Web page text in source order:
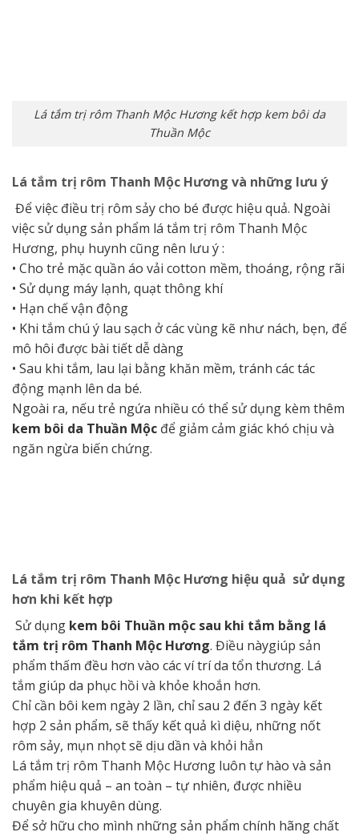
Lá tắm trị rôm Thanh Mộc Hương kết hợp kem bôi da
Thuần Mộc
Lá tắm trị rôm Thanh Mộc Hương và những lưu ý
Để việc điều trị rôm sảy cho bé được hiệu quả. Ngoài
việc sử dụng sản phẩm lá tắm trị rôm Thanh Mộc
Hương, phụ huynh cũng nên lưu ý :
• Cho trẻ mặc quần áo vải cotton mềm, thoáng, rộng rãi
• Sử dụng máy lạnh, quạt thông khí
• Hạn chế vận động
• Khi tắm chú ý lau sạch ở các vùng kẽ như nách, bẹn, để
mô hôi được bài tiết dễ dàng
• Sau khi tắm, lau lại bằng khăn mềm, tránh các tác
động mạnh lên da bé.
Ngoài ra, nếu trẻ ngứa nhiều có thể sử dụng kèm thêm
kem bôi da Thuần Mộc để giảm cảm giác khó chịu và
ngăn ngừa biến chứng.
Lá tắm trị rôm Thanh Mộc Hương hiệu quả sử dụng
hơn khi kết hợp
Sử dụng kem bôi Thuần mộc sau khi tắm bằng lá
tắm trị rôm Thanh Mộc Hương. Điều nàygiúp sản
phẩm thấm đều hơn vào các ví trí da tổn thương. Lá
tắm giúp da phục hồi và khỏe khoắn hơn.
Chỉ cần bôi kem ngày 2 lần, chỉ sau 2 đến 3 ngày kết
hợp 2 sản phẩm, sẽ thấy kết quả kì diệu, những nốt
rôm sảy, mụn nhọt sẽ dịu dần và khỏi hẳn
Lá tắm trị rôm Thanh Mộc Hương luôn tự hào và sản
phẩm hiệu quả – an toàn – tự nhiên, được nhiều
chuyên gia khuyên dùng.
Để sở hữu cho mình những sản phẩm chính hãng chất